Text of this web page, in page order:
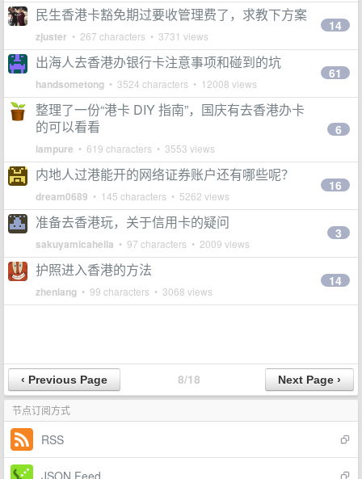
民生香港卡豁免期过要收管理费了，求教下方案
zjuster • 267 characters • 3731 views
14
出海人去香港办银行卡注意事项和碰到的坑
handsometong • 3524 characters • 12008 views
61
整理了一份“港卡 DIY 指南”，国庆有去香港办卡
的可以看看
iampure • 619 characters • 3553 views
6
内地人过港能开的网络证券账户还有哪些呢？
dream0689 • 145 characters • 5262 views
16
准备去香港玩，关于信用卡的疑问
sakuyamicahella • 97 characters • 2009 views
3
护照进入香港的方法
zhenlang • 99 characters • 3068 views
14
8/18
节点订阅方式
RSS
JSON Feed